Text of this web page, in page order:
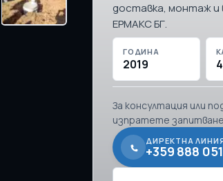
доставка, монтаж и
ЕРМАКС БГ.
ГОДИНА
2019
За консултация или
изпратете
ДИРЕКТНА
+359 888